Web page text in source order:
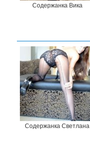
Содержанка Вика
Содержанка Светлана